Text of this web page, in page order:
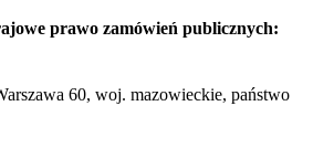
prawo zamówień publicznych:
60, woj. mazowieckie, państwo